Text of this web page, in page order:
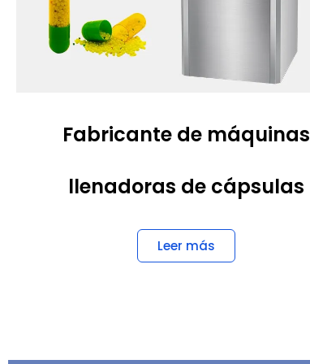
Fabricante de máquinas
llenadoras de cápsulas
Leer más